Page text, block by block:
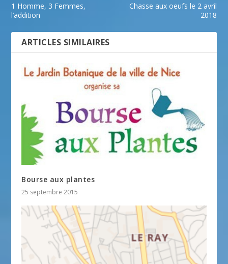
1 Homme, 3 Femmes,
l’addition
Chasse aux oeufs le 2 avril
2018
ARTICLES SIMILAIRES
Bourse aux plantes
25 septembre 2015